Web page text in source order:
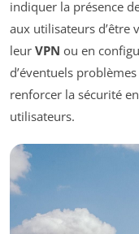
indiquer la présence
aux utilisateurs d’être
leur VPN ou en
d’éventuels
renforcer la sécurité
utilisateurs.